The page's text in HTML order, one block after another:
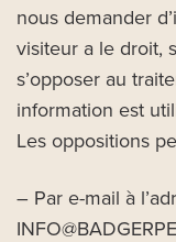
nous demander
visiteur a le droit,
s’opposer au
information est
Les oppositions
– Par e-mail à